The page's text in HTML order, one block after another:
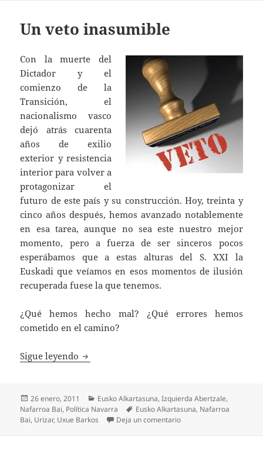
Un veto inasumible
Con la muerte del
Dictador y el
comienzo de la
Transición, el
nacionalismo vasco
dejó atrás cuarenta
años de exilio
exterior y resistencia
interior para volver a
protagonizar el
futuro de este país y su construcción. Hoy, treinta y
cinco años después, hemos avanzado notablemente
en esa tarea, aunque no sea este nuestro mejor
momento, pero a fuerza de ser sinceros pocos
esperábamos que a estas alturas del S. XXI la
Euskadi que veíamos en esos momentos de ilusión
recuperada fuese la que tenemos.
¿Qué hemos hecho mal? ¿Qué errores hemos
cometido en el camino?
Sigue leyendo Un veto inasumible
Publicado
el
26 enero, 2011 Categorías
Eusko Alkartasuna,Izquierda Abertzale,
Nafarroa Bai, Política Navarra Etiquetas
Eusko Alkartasuna, Nafarroa
Bai, Urizar, Uxue Barkos Deja un comentarioen Un veto inasumible